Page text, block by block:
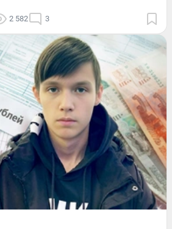
2 582 3